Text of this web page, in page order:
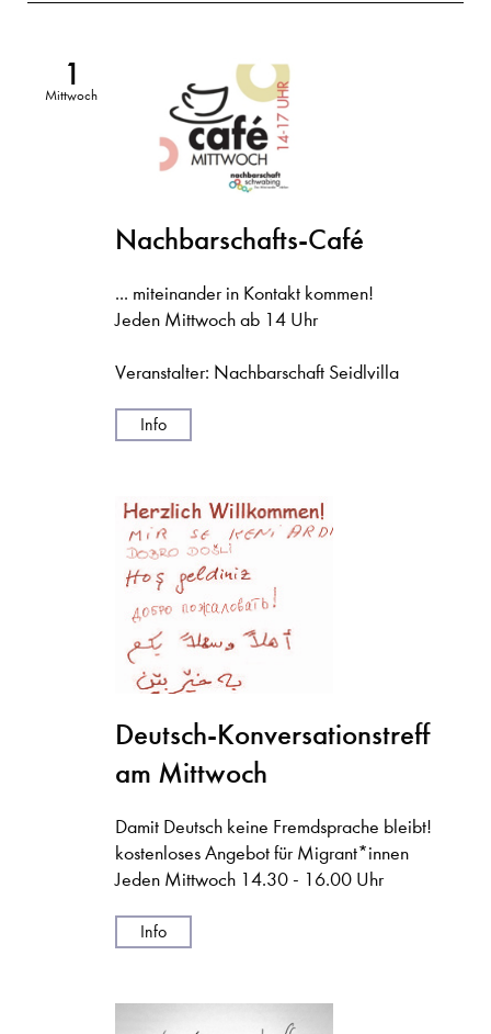
1
Mittwoch
Nachbarschafts-Café
... miteinander in Kontakt kommen!
Jeden Mittwoch ab 14 Uhr
Veranstalter: Nachbarschaft Seidlvilla
Info
Deutsch-Konversationstreff
am Mittwoch
Damit Deutsch keine Fremdsprache bleibt!
kostenloses Angebot für Migrant*innen
Jeden Mittwoch 14.30 - 16.00 Uhr
Info